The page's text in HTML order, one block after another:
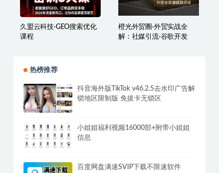
久盟云科技·GEO搜索优化
课程
橙光外贸圈·外贸实战全
解：社媒引流·谷歌开发
热榜推荐
抖音海外版TikTok v46.2.5去水印广告解
锁地区限制版 免拔卡无锁区
小姐姐福利视频16000部+附带小姐姐
信息
百度网盘满速SVIP下载不限速软件